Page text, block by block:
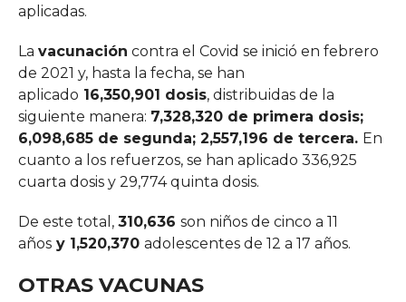
aplicadas.
La vacunación contra el Covid se inició en febrero
de 2021 y, hasta la fecha, se han
aplicado 16,350,901 dosis, distribuidas de la
siguiente manera: 7,328,320 de primera dosis;
6,098,685 de segunda; 2,557,196 de tercera. En
cuanto a los refuerzos, se han aplicado 336,925
cuarta dosis y 29,774 quinta dosis.
De este total, 310,636 son niños de cinco a 11
añosy 1,520,370 adolescentes de 12 a 17 años.
OTRAS VACUNAS